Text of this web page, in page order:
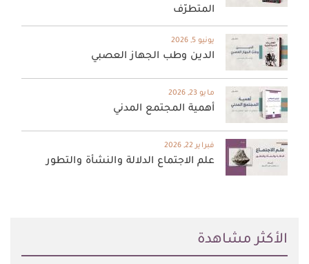
المتطرّف
يونيو 5, 2026
الدين وطب الجهاز العصبي
مايو 23, 2026
أهمية المجتمع المدني
فبراير 22, 2026
علم الاجتماع الدلالة والنشأة والتطور
اﻷكثر مشاهدة